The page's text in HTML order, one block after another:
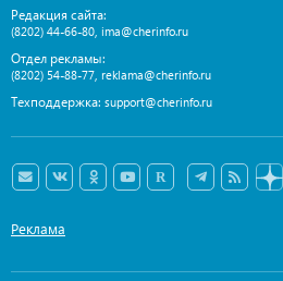
Редакция сайта:
(8202) 44-66-80, ima@cherinfo.ru
Отдел рекламы:
(8202) 54-88-77, reklama@cherinfo.ru
Техподдержка: support@cherinfo.ru
Реклама